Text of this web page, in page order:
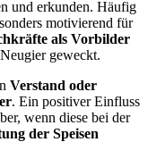
und erkunden. Häufig
motivierend für
als Vorbilder
geweckt.
Verstand oder
. Ein positiver Einfluss
wenn diese bei der
der Speisen